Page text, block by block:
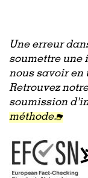
Une erreur
soumettre une
nous savoir
Retrouvez
soumission
méthode.